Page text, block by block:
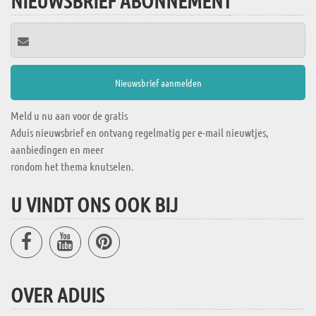
Meld u nu aan voor de gratis
Aduis nieuwsbrief en ontvang regelmatig per e-mail nieuwtjes,
aanbiedingen en meer
rondom het thema knutselen.
U VINDT ONS OOK BIJ
OVER ADUIS